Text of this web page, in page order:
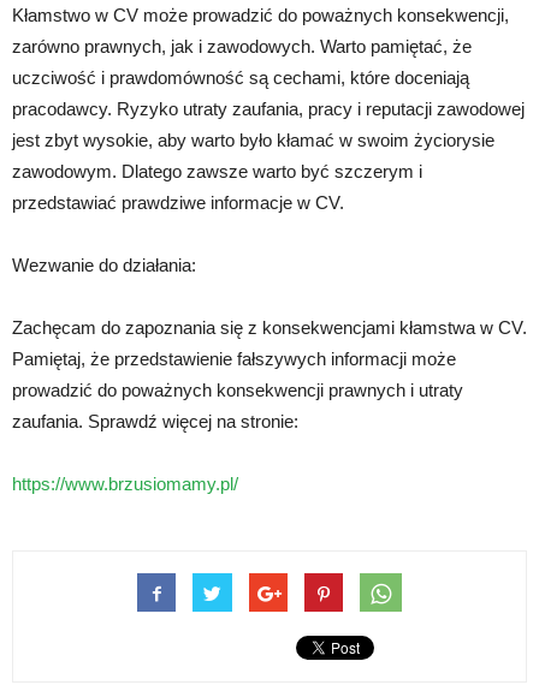
Kłamstwo w CV może prowadzić do poważnych konsekwencji,
zarówno prawnych, jak i zawodowych. Warto pamiętać, że
uczciwość i prawdomówność są cechami, które doceniają
pracodawcy. Ryzyko utraty zaufania, pracy i reputacji zawodowej
jest zbyt wysokie, aby warto było kłamać w swoim życiorysie
zawodowym. Dlatego zawsze warto być szczerym i
przedstawiać prawdziwe informacje w CV.
Wezwanie do działania:
Zachęcam do zapoznania się z konsekwencjami kłamstwa w CV.
Pamiętaj, że przedstawienie fałszywych informacji może
prowadzić do poważnych konsekwencji prawnych i utraty
zaufania. Sprawdź więcej na stronie:
https://www.brzusiomamy.pl/